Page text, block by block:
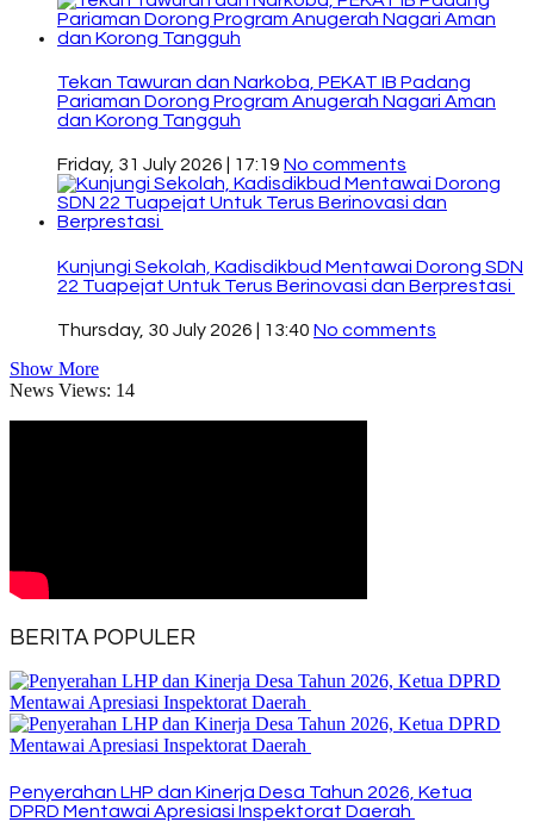
Tekan Tawuran dan Narkoba, PEKAT IB Padang
Pariaman Dorong Program Anugerah Nagari Aman
dan Korong Tangguh
Friday, 31 July 2026 | 17:19 No comments
Kunjungi Sekolah, Kadisdikbud Mentawai Dorong SDN
22 Tuapejat Untuk Terus Berinovasi dan Berprestasi
Thursday, 30 July 2026 | 13:40 No comments
Show More
News Views: 14
BERITA POPULER
Penyerahan LHP dan Kinerja Desa Tahun 2026, Ketua
DPRD Mentawai Apresiasi Inspektorat Daerah